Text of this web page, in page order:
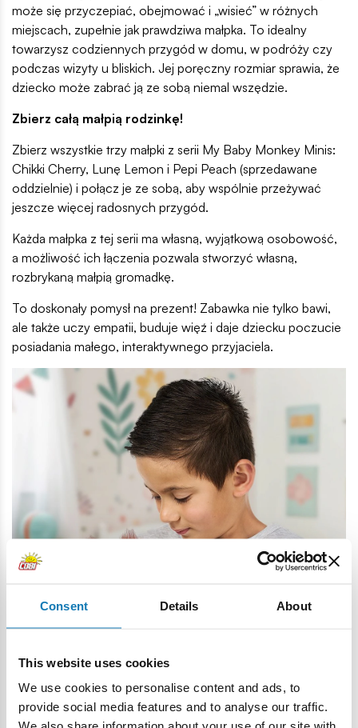
Consent Details About
This website uses cookies
We use cookies to personalise content and ads, to
provide social media features and to analyse our traffic.
może się przyczepiać, obejmować i „wisieć” w różnych
miejscach, zupełnie jak prawdziwa małpka. To idealny
towarzysz codziennych przygód w domu, w podróży czy
podczas wizyty u bliskich. Jej poręczny rozmiar sprawia, że
dziecko może zabrać ją ze sobą niemal wszędzie.
Zbierz całą małpią rodzinkę!
Zbierz wszystkie trzy małpki z serii My Baby Monkey Minis:
Chikki Cherry, Lunę Lemon i Pepi Peach (sprzedawane
oddzielnie) i połącz je ze sobą, aby wspólnie przeżywać
jeszcze więcej radosnych przygód.
Każda małpka z tej serii ma własną, wyjątkową osobowość,
a możliwość ich łączenia pozwala stworzyć własną,
rozbrykaną małpią gromadkę.
To doskonały pomysł na prezent! Zabawka nie tylko bawi,
ale także uczy empatii, buduje więź i daje dziecku poczucie
posiadania małego, interaktywnego przyjaciela.
Cechy produktu: